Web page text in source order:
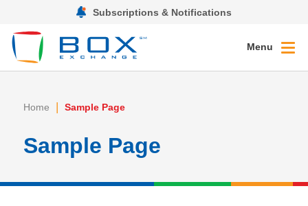
Subscriptions & Notifications
Menu
Home | Sample Page
Sample Page